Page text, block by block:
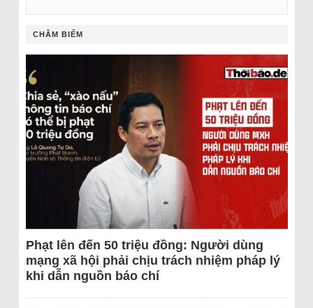
CHÂM BIẾM
Phạt lên đến 50 triệu đồng: Người dùng
mạng xã hội phải chịu trách nhiệm pháp lý
khi dẫn nguồn báo chí